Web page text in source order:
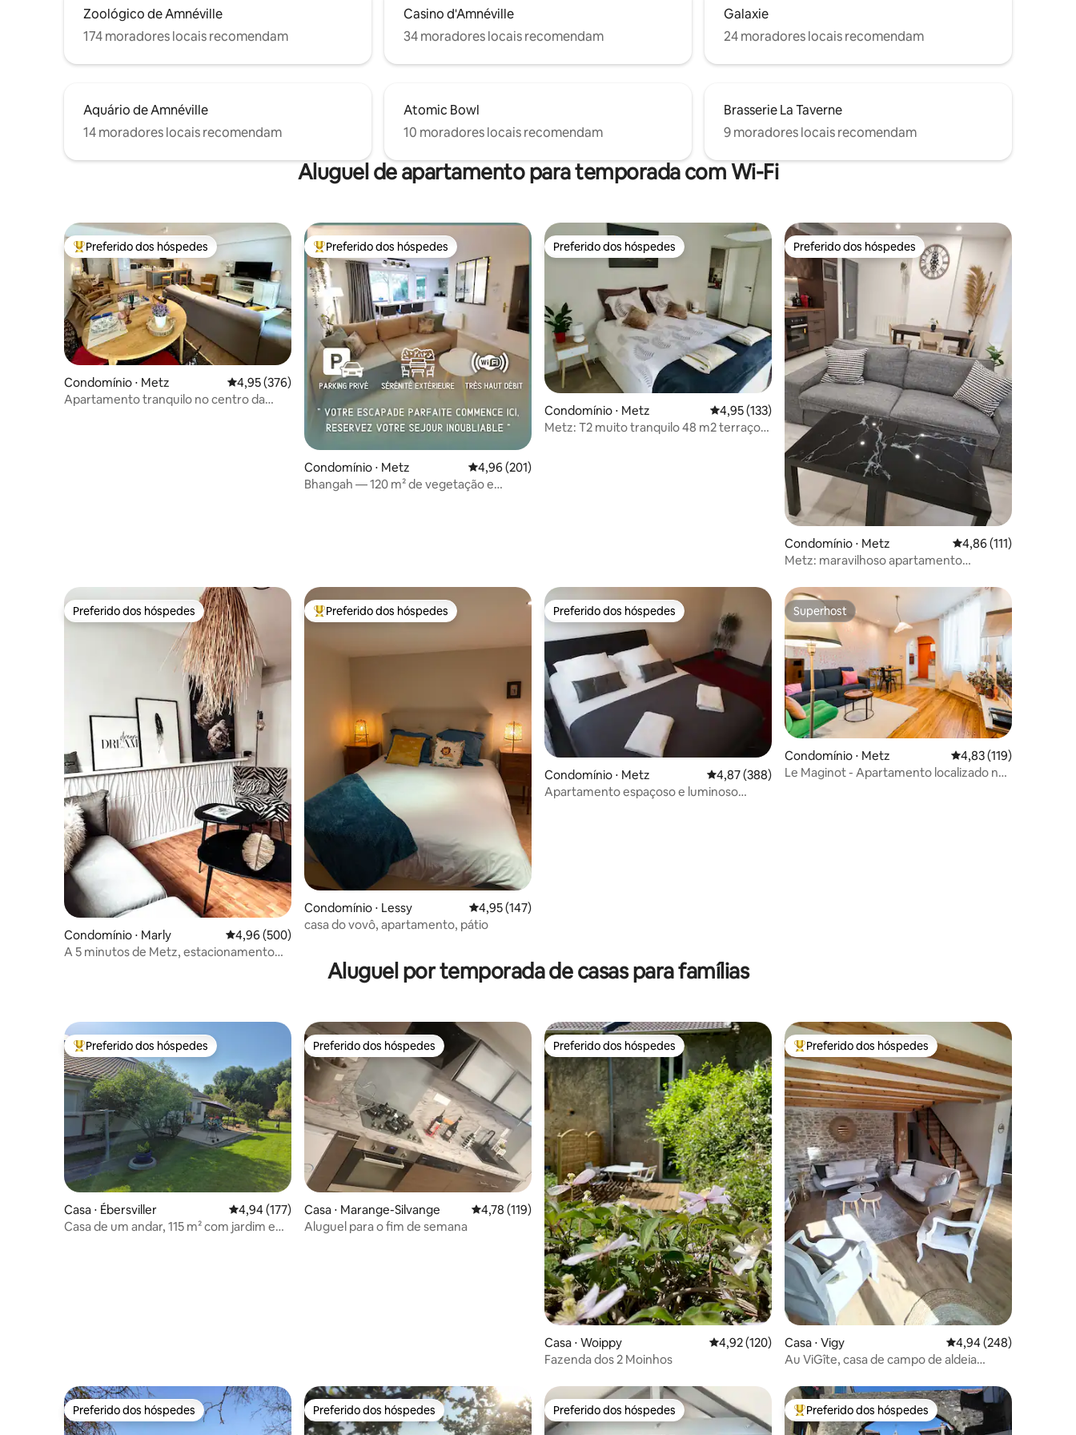
Zoológico de Amnéville
174 moradores locais recomendam
Casino d'Amnéville
34 moradores locais recomendam
Galaxie
24 moradores locais recomendam
Aquário de Amnéville
14 moradores locais recomendam
Atomic Bowl
10 moradores locais recomendam
Brasserie La Taverne
9 moradores locais recomendam
Aluguel de apartamento para temporada com Wi-Fi
Entre os melhores preferidos dos hóspedes
Preferido dos hóspedes
Condomínio ⋅ Metz 4,95 de uma avaliação média de 5, 376 avaliações
4,95 (376)
Apartamento tranquilo no centro da
Entre os melhores preferidos dos hóspedes
Preferido dos hóspedes
Condomínio ⋅ Metz 4,96 de uma avaliação média de 5, 201 avaliações
4,96 (201)
Bhangah — 120 m² de vegetação e
Preferido dos hóspedes
Preferido dos hóspedes
Condomínio ⋅ Metz 4,95 de uma avaliação média de 5, 133 avaliações
4,95 (133)
Metz: T2 muito tranquilo 48 m2 terraço
Preferido dos hóspedes
Preferido dos hóspedes
Condomínio ⋅ Metz 4,86 de uma avaliação
4,86 (111)
Metz: maravilhoso apartamento
Preferido dos hóspedes
Preferido dos hóspedes
Condomínio ⋅ Marly 4,96 de uma avaliação média de 5, 500 avaliações
4,96 (500)
A 5 minutos de Metz, estacionamento
Entre os melhores preferidos dos hóspedes
Preferido dos hóspedes
Condomínio ⋅ Lessy 4,95 de uma avaliação média de 5, 147 avaliações
4,95 (147)
casa do vovô, apartamento, pátio
Preferido dos hóspedes
Preferido dos hóspedes
Condomínio ⋅ Metz 4,87 de uma avaliação média de 5, 388 avaliações
4,87 (388)
Apartamento espaçoso e luminoso
Superhost
Superhost
Condomínio ⋅ Metz 4,83 de uma avaliação
4,83 (119)
Le Maginot - Apartamento localizado no
Aluguel por temporada de casas para famílias
Entre os melhores preferidos dos hóspedes
Preferido dos hóspedes
Casa ⋅ Ébersviller 4,94 de uma avaliação média de 5, 177 avaliações
4,94 (177)
Casa de um andar, 115 m² com jardim e
Preferido dos hóspedes
Preferido dos hóspedes
Casa ⋅ Marange-Silvange 4,78 de uma avaliação média de 5, 119 avaliações
4,78 (119)
Aluguel para o fim de semana
Preferido dos hóspedes
Preferido dos hóspedes
Casa ⋅ Woippy 4,92 de uma avaliação média de 5, 120 avaliações
4,92 (120)
Fazenda dos 2 Moinhos
Entre os melhores preferidos dos hóspedes
Preferido dos hóspedes
Casa ⋅ Vigy 4,94 de uma avaliação
4,94 (248)
Au ViGîte, casa de campo de aldeia
Preferido dos hóspedes
Preferido dos hóspedes Preferido dos hóspedes
Preferido dos hóspedes Preferido dos hóspedes
Preferido dos hóspedes Entre os melhores preferidos dos hóspedes
Preferido dos hóspedes